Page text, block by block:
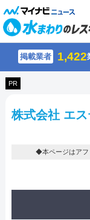
掲載業者 1,422
PR
株式会社 エ
◆本ページはアフ